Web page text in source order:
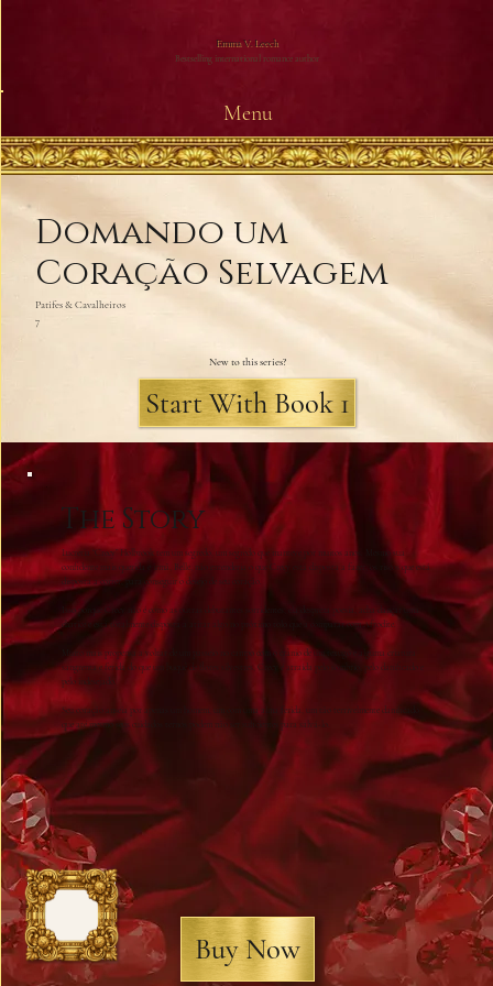
Emma V. Leech
Bestselling international romance author
Menu
Domando um
Coração Selvagem
Patifes & Cavalheiros
7
New to this series?
Start With Book 1
Buy Now
The Story
Lucretia “Crecy” Holbrook tem um segredo, um segredo que manteve por muitos anos. Mesmo sua
confidente mais querida e irmã, Belle, não entenderia o que Crecy está disposta a fazer, os riscos que está
disposta a correr, para conseguir o desejo de seu coração.
Isso porque Crecy não é como as outras debutantes sorridentes; ela despreza poesia, acha dançar uma
chatice e está totalmente disposta a atirar algo no próximo tolo que a comparar com Afrodite.
Muito mais propensa a voltar de um passeio no campo com o crânio de um texugo e alguma criatura
sangrenta e ferida do que um buquê de flores silvestres, Crecy é atraída pelo sombrio, pelo danificado e
pelo indesejado.
Seu coração anseia por apenas um homem, um com uma alma ferida, um tão terrivelmente danificado
que até mesmo seus cuidados ternos podem não ser suficientes para salvá-lo.